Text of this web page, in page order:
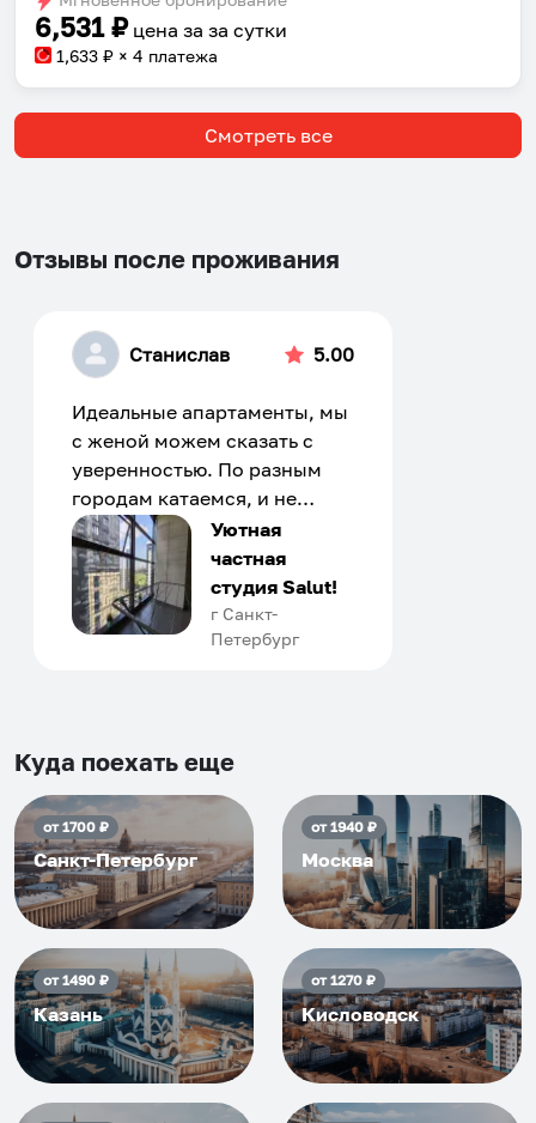
6,531₽ цена за за сутки
1,633 ₽ × 4 платежа
Смотреть все
Отзывы после проживания
Станислав 5.00
Идеальные апартаменты, мы
с женой можем сказать с
уверенностью. По разным
городам катаемся, и не
только в России. Сервис на
отличном уровне. Хозяин
апартаментов доброй души
человек, всегда можно
договориться, подскажет
приезжать еще...
Уютная
частная
студия Salut!
г Санкт-
Петербург
Куда поехать еще
от1700₽
Санкт-Петербург
от1940₽
Москва
от1490₽
Казань
от1270₽
Кисловодск